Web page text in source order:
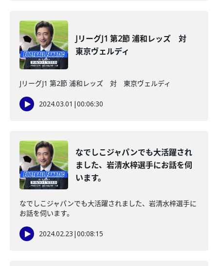
JリーグJ1 第2節 浦和レッズ 対
東京ヴェルディ
JリーグJ1 第2節 浦和レッズ 対 東京ヴェルディ
2024.03.01 |00:06:30
なでしこジャパンでも大活躍され
ました、岩清水梓選手にお話を伺
います。
なでしこジャパンでも大活躍されました、岩清水梓選手に
お話を伺います。
2024.02.23 |00:08:15